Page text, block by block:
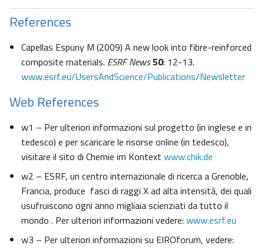
References
Capellas Espuny M (2009) A new look into fibre-reinforced
composite materials. ESRF News50: 12-13.
www.esrf.eu/UsersAndScience/Publications/Newsletter
Web References
w1 – Per ulteriori informazioni sul progetto (in inglese e in
tedesco) e per scaricare le risorse online (in tedesco),
visitare il sito di Chemie im Kontext www.chik.de
w2 – ESRF, un centro internazionale di ricerca a Grenoble,
Francia, produce fasci di raggi X ad alta intensità, dei quali
usufruiscono ogni anno migliaia scienziati da tutto il
mondo . Per ulteriori informazioni vedere: www.esrf.eu
w3 – Per ulteriori informazioni su EIROforum, vedere: